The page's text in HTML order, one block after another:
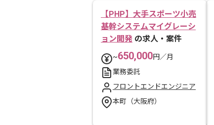
【PHP】大手スポーツ小売
基幹システムマイグレーシ
ョン開発 の求人・案件
~650,000円／月
業務委託
フロントエンドエンジニア
本町（大阪府）